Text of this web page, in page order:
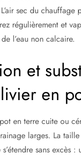
sec du chauffage
régulièrement et
l’eau non calcaire.
et
en
en terre cuite ou
larges. La
sans excès